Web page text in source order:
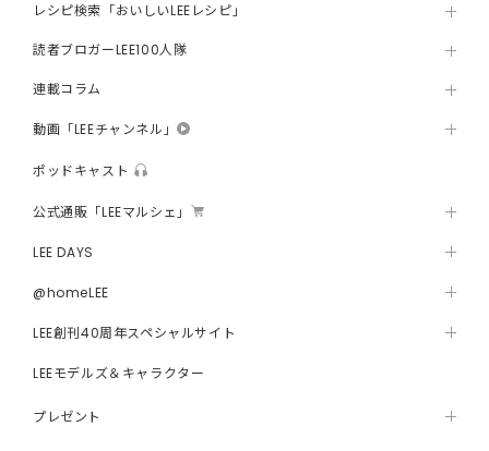
レシピ検索「おいしいLEEレシピ」
読者ブロガーLEE100人隊
連載コラム
動画「LEEチャンネル」
ポッドキャスト
公式通販「LEEマルシェ」
LEE DAYS
@homeLEE
LEE創刊40周年スペシャルサイト
LEEモデルズ＆キャラクター
プレゼント